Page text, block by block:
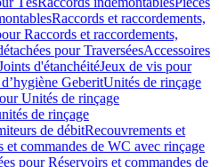
Raccords et raccordements,
Raccords et raccordements,
pour TraverséesAccessoires
d'étanchéitéJeux de vis pour
GeberitUnités de rinçage
Unités de rinçage
de rinçage
de débitRecouvrements et
et commandes de WC avec rinçage
pour Réservoirs et commandes de